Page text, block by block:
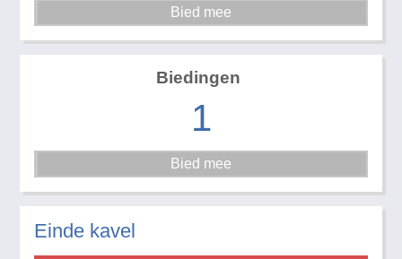
Biedingen
1
Einde kavel